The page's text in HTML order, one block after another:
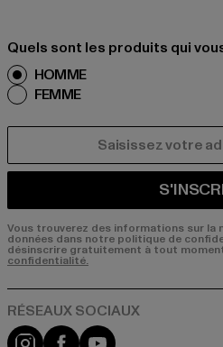
Quels sont les produits qui
HOMME
FEMME
Vous trouverez des informations sur
données dans notre politique de
désinscrire gratuitement à tout
confidentialité.
Visit our Instagram page:
Visit our Facebook
Visit our